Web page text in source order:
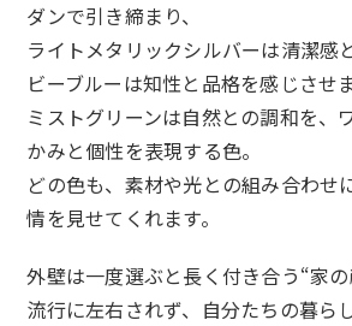
ダンで引き締まり、
ライトメタリックシルバーは清潔感
ビーブルーは知性と品格を感じさせま
ミストグリーンは自然との調和を、
かみと個性を表現する色。
どの色も、素材や光との組み合わせ
情を見せてくれます。
外壁は一度選ぶと長く付き合う“家の
流行に左右されず、自分たちの暮ら